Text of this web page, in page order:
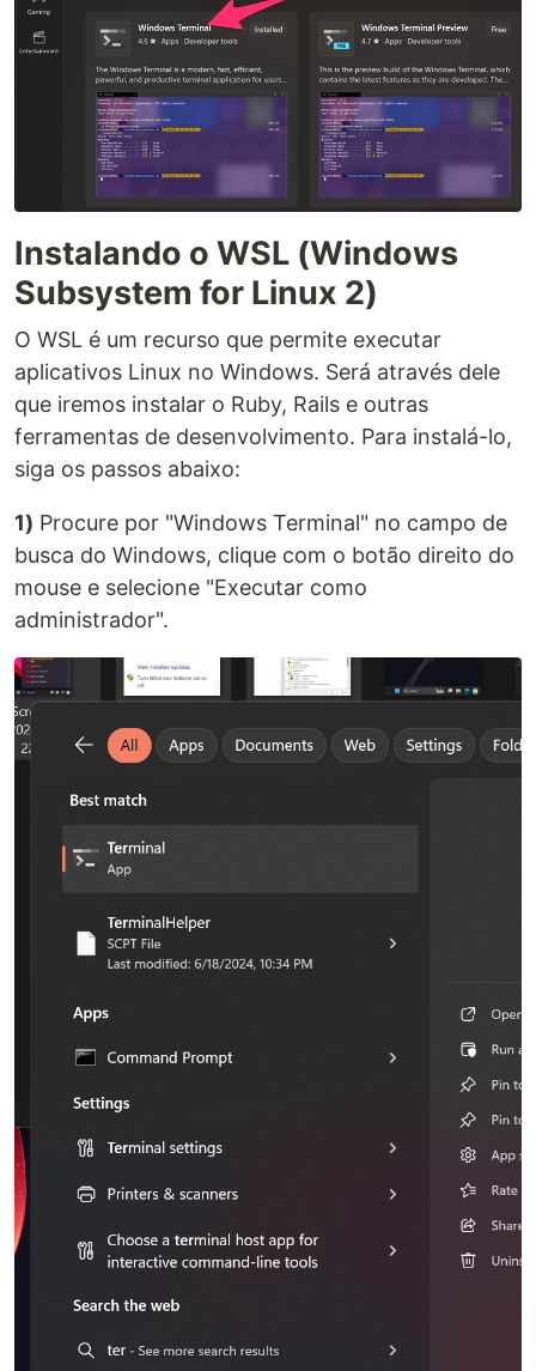
Instalando o WSL (Windows
Subsystem for Linux 2)
O WSL é um recurso que permite executar
aplicativos Linux no Windows. Será através dele
que iremos instalar o Ruby, Rails e outras
ferramentas de desenvolvimento. Para instalá-lo,
siga os passos abaixo:
1) Procure por "Windows Terminal" no campo de
busca do Windows, clique com o botão direito do
mouse e selecione "Executar como
administrador".